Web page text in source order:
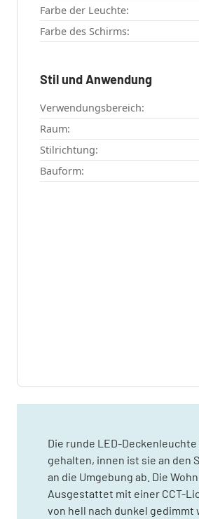
Farbe der Leuchte:
Farbe des Schirms:
Stil und Anwendung
Verwendungsbereich:
Raum:
Stilrichtung:
Bauform:
Die runde LED-
gehalten, innen ist sie an den
an die Umgebung ab. Die
Ausgestattet mit einer CCT-
von hell nach dunkel